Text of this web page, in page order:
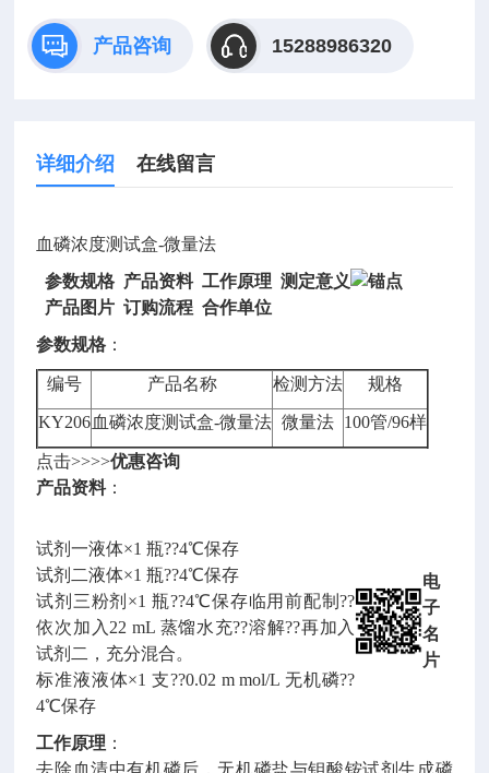
产品咨询 15288986320
详细介绍 在线留言
血磷浓度测试盒-微量法
参数规格 产品资料 工作原理 测定意义
产品图片 订购流程合作单位
参数规格 ：
编号 产品名称 检测方法 规格
KY206血磷浓度测试盒-微量法 微量法 100管/96样
点击>>>>优惠咨询
产品资料：
试剂一液体×1 瓶??4℃保存
试剂二液体×1 瓶??4℃保存
试剂三粉剂×1 瓶??4℃保存临用前配制??
依次加入22 mL 蒸馏水充??溶解??再加入
试剂二，充分混合。
标准液液体×1 支??0.02 m mol/L 无机磷??
4℃保存
电
子
名
片
工作原理 ：
去除血清中有机磷后，无机磷盐与钼酸铵试剂生成磷